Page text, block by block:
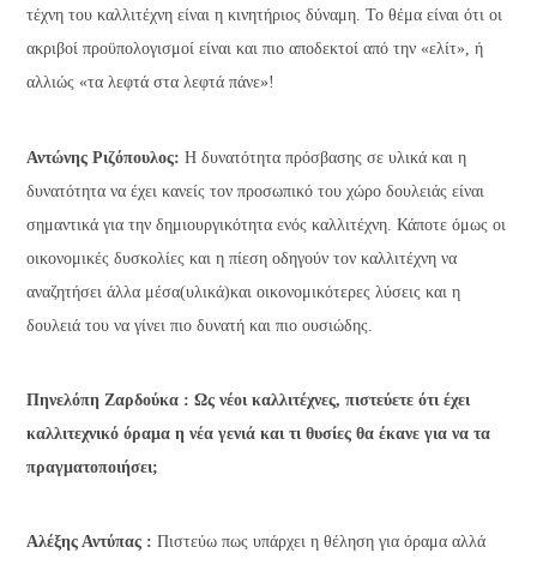
τέχνη του καλλιτέχνη είναι η κινητήριος δύναμη. Το θέμα είναι ότι οι
ακριβοί προϋπολογισμοί είναι και πιο αποδεκτοί από την «ελίτ», ή
αλλιώς «τα λεφτά στα λεφτά πάνε»!
Αντώνης Ριζόπουλος: Η δυνατότητα πρόσβασης σε υλικά και η
δυνατότητα να έχει κανείς τον προσωπικό του χώρο δουλειάς είναι
σημαντικά για την δημιουργικότητα ενός καλλιτέχνη. Κάποτε όμως οι
οικονομικές δυσκολίες και η πίεση οδηγούν τον καλλιτέχνη να
αναζητήσει άλλα μέσα(υλικά)και οικονομικότερες λύσεις και η
δουλειά του να γίνει πιο δυνατή και πιο ουσιώδης.
Πηνελόπη Ζαρδούκα : Ως νέοι καλλιτέχνες, πιστεύετε ότι έχει
καλλιτεχνικό όραμα η νέα γενιά και τι θυσίες θα έκανε για να τα
πραγματοποιήσει;
Αλέξης Αντύπας : Πιστεύω πως υπάρχει η θέληση για όραμα αλλά